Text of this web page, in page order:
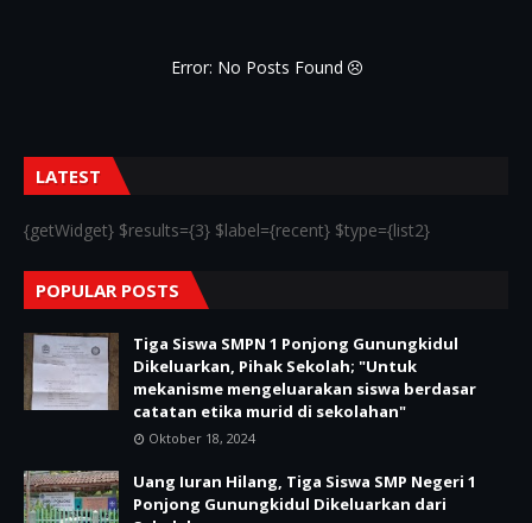
Error: No Posts Found
LATEST
{getWidget} $results={3} $label={recent} $type={list2}
POPULAR POSTS
Tiga Siswa SMPN 1 Ponjong Gunungkidul
Dikeluarkan, Pihak Sekolah; "Untuk
mekanisme mengeluarakan siswa berdasar
catatan etika murid di sekolahan"
Oktober 18, 2024
Uang Iuran Hilang, Tiga Siswa SMP Negeri 1
Ponjong Gunungkidul Dikeluarkan dari